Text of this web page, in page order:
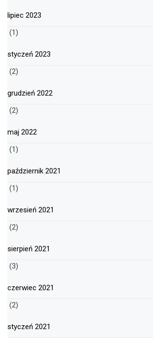
lipiec 2023
(1)
styczeń 2023
(2)
grudzień 2022
(2)
maj 2022
(1)
październik 2021
(1)
wrzesień 2021
(2)
sierpień 2021
(3)
czerwiec 2021
(2)
styczeń 2021